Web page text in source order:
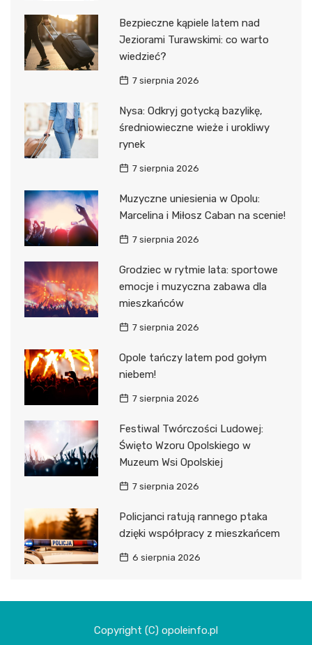
Bezpieczne kąpiele latem nad
Jeziorami Turawskimi: co warto
wiedzieć?
7 sierpnia 2026
Nysa: Odkryj gotycką bazylikę,
średniowieczne wieże i urokliwy
rynek
7 sierpnia 2026
Muzyczne uniesienia w Opolu:
Marcelina i Miłosz Caban na scenie!
7 sierpnia 2026
Grodziec w rytmie lata: sportowe
emocje i muzyczna zabawa dla
mieszkańców
7 sierpnia 2026
Opole tańczy latem pod gołym
niebem!
7 sierpnia 2026
Festiwal Twórczości Ludowej:
Święto Wzoru Opolskiego w
Muzeum Wsi Opolskiej
7 sierpnia 2026
Policjanci ratują rannego ptaka
dzięki współpracy z mieszkańcem
6 sierpnia 2026
Copyright (C) opoleinfo.pl